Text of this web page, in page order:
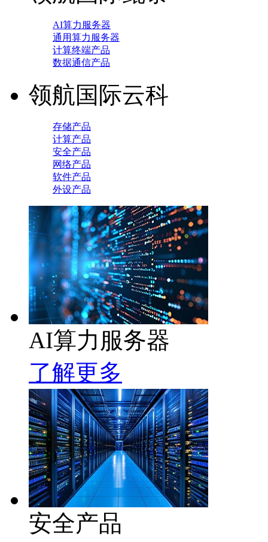
AI算力服务器
通用算力服务器
计算终端产品
数据通信产品
领航国际云科
存储产品
计算产品
安全产品
网络产品
软件产品
外设产品
AI算力服务器
了解更多
安全产品